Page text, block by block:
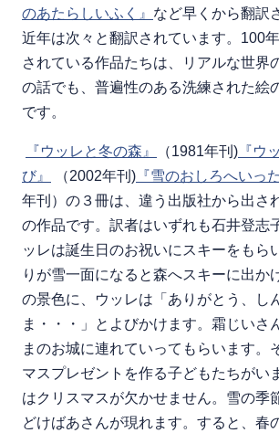
のあたらしいふく』 など早くから翻訳
近年は次々と翻訳されています。100
されている作品たちは、リアルな世界
の話でも、普遍性のある洗練された絵
です。
『ウッレと冬の森』 （1981年刊) 『ウ
び』
（2002年刊) 『雪のおしろへいっ
年刊）の３冊は、違う出版社から出さ
の作品です。訳者はいずれも石井登志
ッレは誕生日のお祝いにスキーをもら
りが雪一面になると森へスキーに出か
の景色に、ウッレは「ありがとう、し
ま・・・」とよびかけます。霜じいさ
まのお城に連れていってもらいます。
マスプレゼントを作る子どもたちがい
はクリスマスが欠かせません。雪の季
どけばあさんが現れます。すると、春